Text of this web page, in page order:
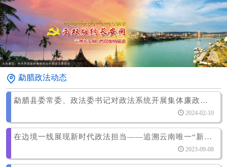
勐腊政法动态
勐腊县委常委、政法委书记对政法系统开展集体廉政谈话
2024-02-10
在边境一线展现新时代政法担当——追溯云南唯一“新时代政法楷模集体”荣誉背后的故事
2023-09-08